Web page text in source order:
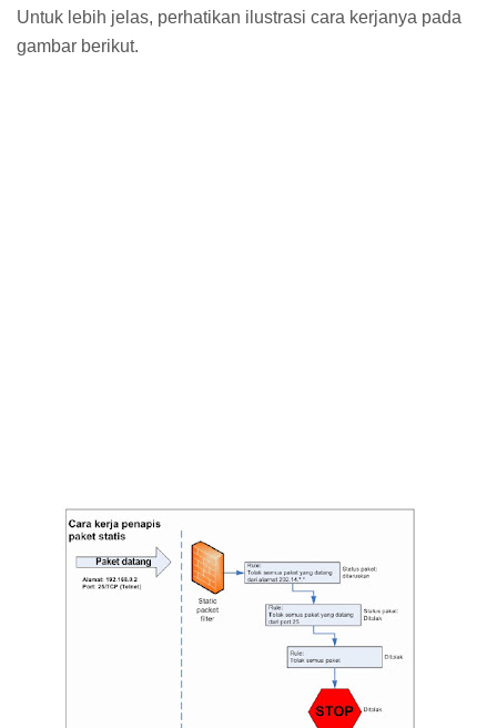
Untuk lebih jelas, perhatikan ilustrasi cara kerjanya pada
gambar berikut.